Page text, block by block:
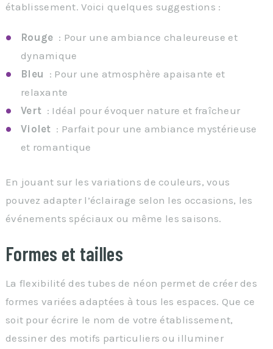
établissement. Voici quelques suggestions :
Rouge : Pour une ambiance chaleureuse et
dynamique
Bleu : Pour une atmosphère apaisante et
relaxante
Vert : Idéal pour évoquer nature et fraîcheur
Violet : Parfait pour une ambiance mystérieuse
et romantique
En jouant sur les variations de couleurs, vous
pouvez adapter l’éclairage selon les occasions, les
événements spéciaux ou même les saisons.
Formes et tailles
La flexibilité des tubes de néon permet de créer des
formes variées adaptées à tous les espaces. Que ce
soit pour écrire le nom de votre établissement,
dessiner des motifs particuliers ou illuminer